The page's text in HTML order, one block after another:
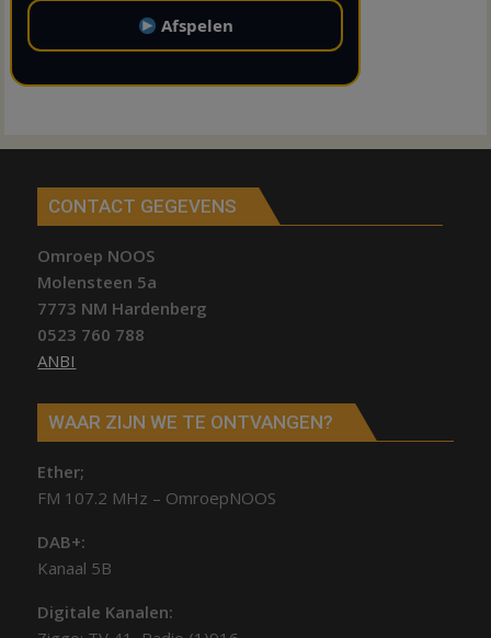
Afspelen
CONTACT GEGEVENS
Omroep NOOS
Molensteen 5a
7773 NM Hardenberg
0523 760 788
ANBI
WAAR ZIJN WE TE ONTVANGEN?
Ether;
FM 107.2 MHz – OmroepNOOS
DAB+:
Kanaal 5B
Digitale Kanalen: